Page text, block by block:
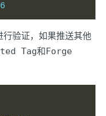
验证，如果推送其他
Tag和Forge